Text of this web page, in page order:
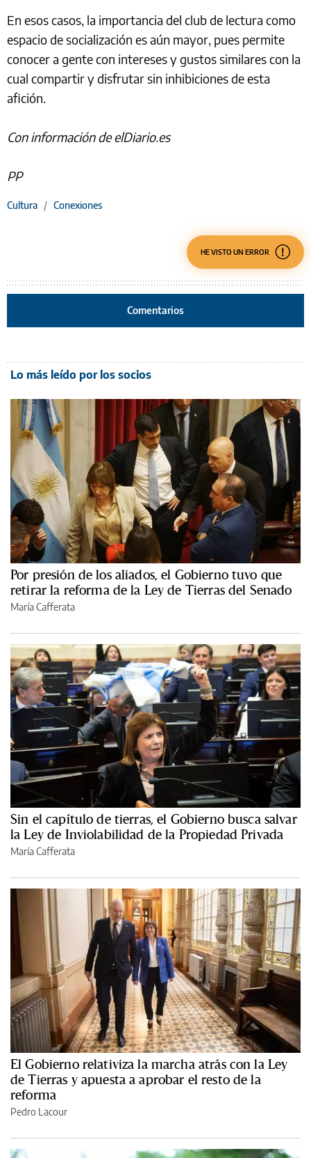
En esos casos, la importancia del club de lectura como
espacio de socialización es aún mayor, pues permite
conocer a gente con intereses y gustos similares con la
cual compartir y disfrutar sin inhibiciones de esta
afición.
Con información de elDiario.es
PP
Cultura / Conexiones
HE VISTO UN ERROR
Comentarios
Lo más leído por los socios
Por presión de los aliados, el Gobierno tuvo que
retirar la reforma de la Ley de Tierras del Senado
María Cafferata
Sin el capítulo de tierras, el Gobierno busca salvar
la Ley de Inviolabilidad de la Propiedad Privada
María Cafferata
El Gobierno relativiza la marcha atrás con la Ley
de Tierras y apuesta a aprobar el resto de la
reforma
Pedro Lacour